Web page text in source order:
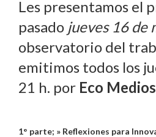
Les presentamos el
pasado jueves 16 de
observatorio del
emitimos todos los
21 h. por Eco
1° parte; » Reflexiones para